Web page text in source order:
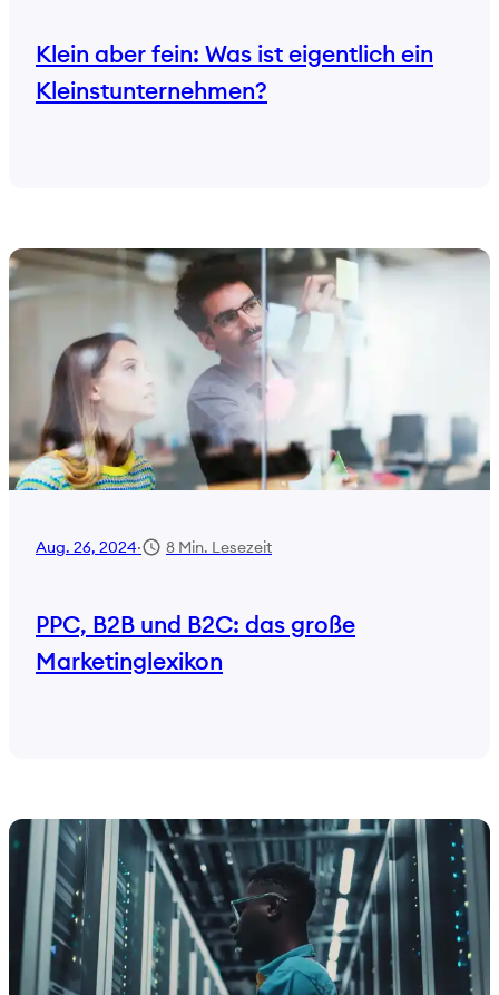
Klein aber fein: Was ist eigentlich ein
Kleinstunternehmen?
Aug. 26, 2024· 8 Min. Lesezeit
PPC, B2B und B2C: das große
Marketinglexikon